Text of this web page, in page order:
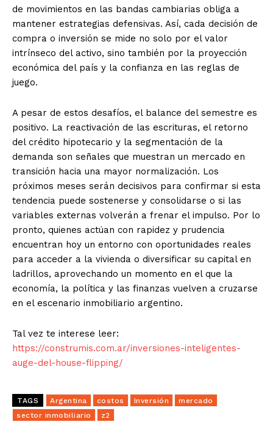
de movimientos en las bandas cambiarias obliga a
mantener estrategias defensivas. Así, cada decisión de
compra o inversión se mide no solo por el valor
intrínseco del activo, sino también por la proyección
económica del país y la confianza en las reglas de
juego.
A pesar de estos desafíos, el balance del semestre es
positivo. La reactivación de las escrituras, el retorno
del crédito hipotecario y la segmentación de la
demanda son señales que muestran un mercado en
transición hacia una mayor normalización. Los
próximos meses serán decisivos para confirmar si esta
tendencia puede sostenerse y consolidarse o si las
variables externas volverán a frenar el impulso. Por lo
pronto, quienes actúan con rapidez y prudencia
encuentran hoy un entorno con oportunidades reales
para acceder a la vivienda o diversificar su capital en
ladrillos, aprovechando un momento en el que la
economía, la política y las finanzas vuelven a cruzarse
en el escenario inmobiliario argentino.
Tal vez te interese leer:
https://construmis.com.ar/inversiones-inteligentes-
auge-del-house-flipping/
TAGS Argentina costos Inversión
mercado
sector inmobiliario
z2